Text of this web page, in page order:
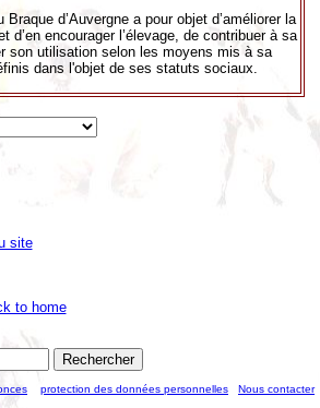
d’Auvergne a pour objet d’améliorer la
d’en encourager l’élevage, de contribuer à sa
son utilisation selon les moyens mis à sa
dans l'objet de ses statuts sociaux.
site
to home
protection des données personnelles
Nous contacter